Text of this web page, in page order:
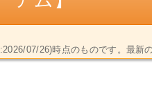
07/26)時点のものです。最新